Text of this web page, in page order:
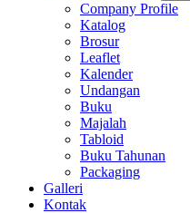
Company Profile
Katalog
Brosur
Leaflet
Kalender
Undangan
Buku
Majalah
Tabloid
Buku Tahunan
Packaging
Galleri
Kontak